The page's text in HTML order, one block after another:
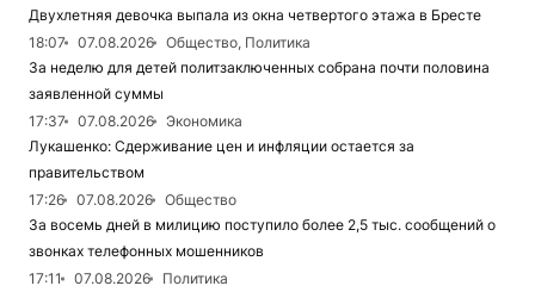
Двухлетняя девочка выпала из окна четвертого этажа в Бресте
18:07
07.08.2026
Общество, Политика
За неделю для детей политзаключенных собрана почти половина
заявленной суммы
17:37
07.08.2026
Экономика
Лукашенко: Сдерживание цен и инфляции остается за
правительством
17:26
07.08.2026
Общество
За восемь дней в милицию поступило более 2,5 тыс. сообщений о
звонках телефонных мошенников
17:11
07.08.2026
Политика